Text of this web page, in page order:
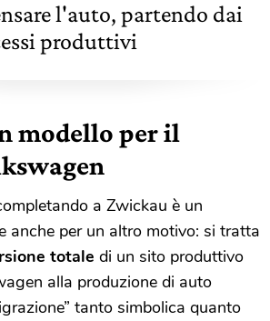
l'auto, partendo dai
produttivi
modello per il
a Zwickau è un
anche per un altro motivo: si tratta
totale di un sito produttivo
alla produzione di auto
tanto simbolica quanto